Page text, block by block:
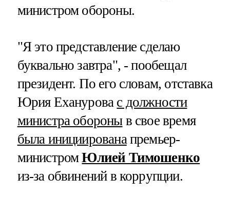
министром обороны.
"Я это представление сделаю
буквально завтра", - пообещал
президент. По его словам, отставка
Юрия Еханурова с должности
министра обороныв свое время
была инициирована премьер-
министромЮлией Тимошенко
из-за обвинений в коррупции.